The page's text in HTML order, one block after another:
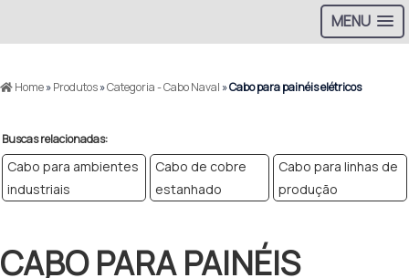
MENU
Home»Produtos»Categoria - Cabo Naval »Cabo para painéis elétricos
Buscas relacionadas:
Cabo para ambientes
industriais
Cabo de cobre
estanhado
Cabo para linhas de
produção
CABO PARA PAINÉIS